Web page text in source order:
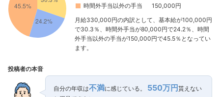
時間外手当以外の手当
150,000円
月給330,000円の内訳として、基本給が100,000円
で30.3％、時間外手当が80,000円で24.2％、時間
外手当以外の手当が150,000円で45.5％となってい
ます。
投稿者の本音
自分の年収は不満に感じている。 550万円 貰えない